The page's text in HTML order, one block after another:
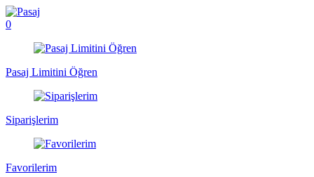
0
Pasaj Limitini Öğren
Siparişlerim
Favorilerim